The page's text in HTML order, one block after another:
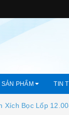
SẢN PHẨM TIN
Xích Bọc Lốp